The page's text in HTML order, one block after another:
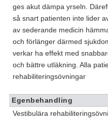
ges akut dämpa yrseln.
så snart patienten inte lider
av sederande medicin
och förlänger därmed
verkar ha effekt med
och bättre utläkning. Alla
rehabiliteringsövningar
Egenbehandling
Vestibulära